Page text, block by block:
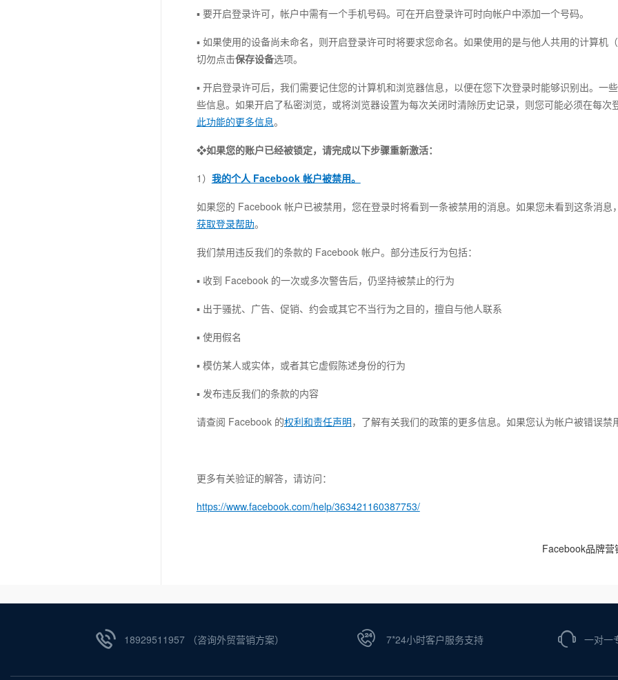
▪ 要开启登录许可，帐户中需有一个手机号码。可在开启登录许可时向帐户中添加一个号码。
▪ 如果使用的设备尚未命名，则开启登录许可时将要求您命名。如果使用的是与他人共用的计算机
切勿点击保存设备选项。
▪ 开启登录许可后，我们需要记住您的计算机和浏览器信息，以便在您下次登录时能够识别出。一
些信息。如果开启了私密浏览，或将浏览器设置为每次关闭时清除历史记录，则您可能必须在每次
此功能的更多信息。
❖如果您的账户已经被锁定，请完成以下步骤重新激活：
1） 我的个人 Facebook 帐户被禁用。
如果您的 Facebook 帐户已被禁用，您在登录时将看到一条被禁用的消息。如果您未看到这条消息
获取登录帮助。
我们禁用违反我们的条款的 Facebook 帐户。部分违反行为包括：
▪ 收到 Facebook 的一次或多次警告后，仍坚持被禁止的行为
▪ 出于骚扰、广告、促销、约会或其它不当行为之目的，擅自与他人联系
▪ 使用假名
▪ 模仿某人或实体，或者其它虚假陈述身份的行为
▪ 发布违反我们的条款的内容
请查阅 Facebook 的权利和责任声明，了解有关我们的政策的更多信息。如果您认为帐户被错误禁
更多有关验证的解答，请访问：
https://www.facebook.com/help/363421160387753/
Facebook品牌营
18929511957 （咨询外贸营销方案） 7*24小时客户服务支持 一对一